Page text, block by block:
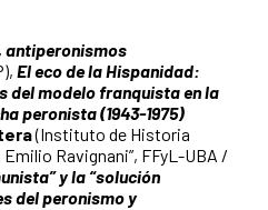
antiperonismos
El eco de la Hispanidad:
del modelo franquista en la
peronista (1943-1975)
(Instituto de Historia
Ravignani”, FFyL-UBA /
y la “solución
del peronismo y